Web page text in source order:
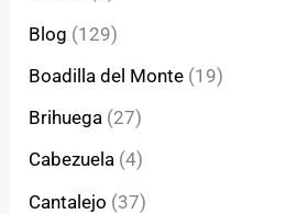
Blog (129)
Boadilla del Monte (19)
Brihuega (27)
Cabezuela (4)
Cantalejo (37)